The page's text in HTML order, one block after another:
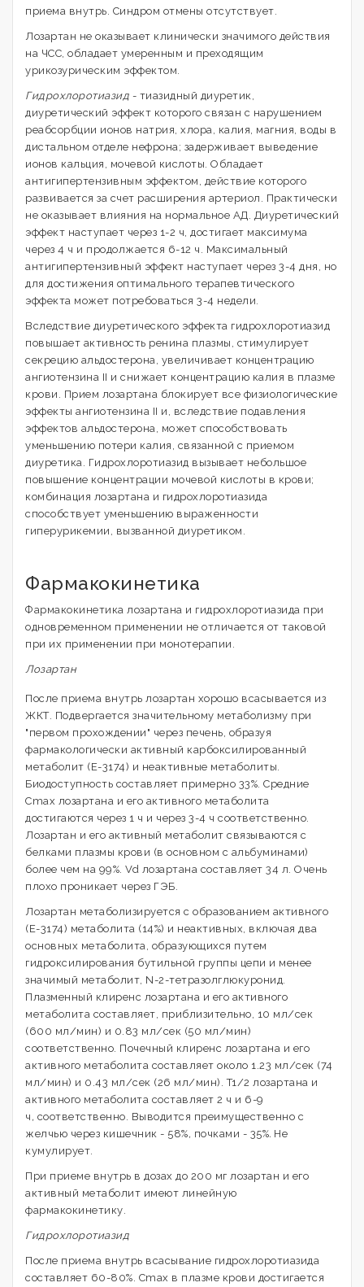
приема внутрь. Синдром отмены отсутствует.
Лозартан не оказывает клинически значимого действия
на ЧСС, обладает умеренным и преходящим
урикозурическим эффектом.
Гидрохлоротиазид - тиазидный диуретик,
диуретический эффект которого связан с нарушением
реабсорбции ионов натрия, хлора, калия, магния, воды в
дистальном отделе нефрона; задерживает выведение
ионов кальция, мочевой кислоты. Обладает
антигипертензивным эффектом, действие которого
развивается за счет расширения артериол. Практически
не оказывает влияния на нормальное АД. Диуретический
эффект наступает через 1-2 ч, достигает максимума
через 4 ч и продолжается 6-12 ч. Максимальный
антигипертензивный эффект наступает через 3-4 дня, но
для достижения оптимального терапевтического
эффекта может потребоваться 3-4 недели.
Вследствие диуретического эффекта гидрохлоротиазид
повышает активность ренина плазмы, стимулирует
секрецию альдостерона, увеличивает концентрацию
ангиотензина II и снижает концентрацию калия в плазме
крови. Прием лозартана блокирует все физиологические
эффекты ангиотензина II и, вследствие подавления
эффектов альдостерона, может способствовать
уменьшению потери калия, связанной с приемом
диуретика. Гидрохлоротиазид вызывает небольшое
повышение концентрации мочевой кислоты в крови;
комбинация лозартана и гидрохлоротиазида
способствует уменьшению выраженности
гиперурикемии, вызванной диуретиком.
Фармакокинетика
Фармакокинетика лозартана и гидрохлоротиазида при
одновременном применении не отличается от таковой
при их применении при монотерапии.
Лозартан
После приема внутрь лозартан хорошо всасывается из
ЖКТ. Подвергается значительному метаболизму при
"первом прохождении" через печень, образуя
фармакологически активный карбоксилированный
метаболит (Е-3174) и неактивные метаболиты.
Биодоступность составляет примерно 33%. Средние
Cmax лозартана и его активного метаболита
достигаются через 1 ч и через 3-4 ч соответственно.
Лозартан и его активный метаболит связываются с
белками плазмы крови (в основном с альбуминами)
более чем на 99%. Vd лозартана составляет 34 л. Очень
плохо проникает через ГЭБ.
Лозартан метаболизируется с образованием активного
(Е-3174) метаболита (14%) и неактивных, включая два
основных метаболита, образующихся путем
гидроксилирования бутильной группы цепи и менее
значимый метаболит, N-2-тетразолглюкуронид.
Плазменный клиренс лозартана и его активного
метаболита составляет, приблизительно, 10 мл/сек
(600 мл/мин) и 0.83 мл/сек (50 мл/мин)
соответственно. Почечный клиренс лозартана и его
активного метаболита составляет около 1.23 мл/сек (74
мл/мин) и 0.43 мл/сек (26 мл/мин). T1/2 лозартана и
активного метаболита составляет 2 ч и 6-9
ч , соответственно. Выводится преимущественно с
желчью через кишечник - 58%, почками - 35%. Не
кумулирует.
При приеме внутрь в дозах до 200 мг лозартан и его
активный метаболит имеют линейную
фармакокинетику.
Гидрохлоротиазид
После приема внутрь всасывание гидрохлоротиазида
составляет 60-80%. Cmax в плазме крови достигается